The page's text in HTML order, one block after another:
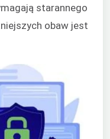
starannego
obaw jest